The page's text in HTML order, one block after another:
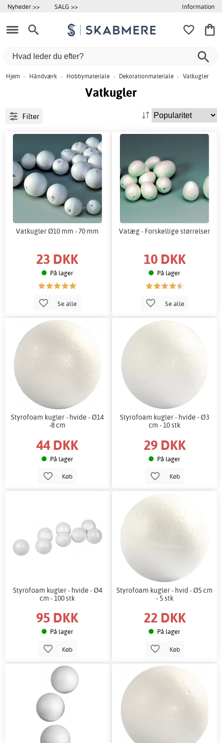
Nyheder >> SALG >> Information
Hjem > Håndværk > Hobbymateriale > Dekorationmateriale > Vatkugler
Vatkugler
Filter
Vatkugler Ø10 mm - 70 mm
23 DKK
På lager
Se alle
Vatæg - Forskellige størrelser
10 DKK
På lager
Se alle
Styrofoam kugler - hvide - Ø14
-8 cm
44 DKK
På lager
Køb
Styrofoam kugler - hvide - Ø3
cm - 10 stk
29 DKK
På lager
Køb
Styrofoam kugler - hvide - Ø4
cm - 100 stk
95 DKK
På lager
Køb
Styrofoam kugler - hvid - Ø5 cm
- 5 stk
22 DKK
På lager
Køb